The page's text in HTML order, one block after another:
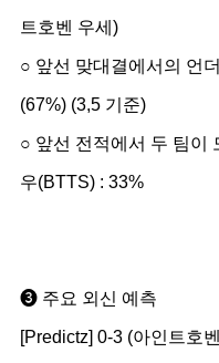
트호벤 우세)
○ 앞선 맞대결에서의 언
(67%) (3,5 기준)
○ 앞선 전적에서 두 팀이
우(BTTS) : 33%
➌ 주요 외신 예측
[Predictz] 0-3 (아인트호